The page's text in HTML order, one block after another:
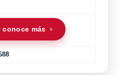
conoce más ›